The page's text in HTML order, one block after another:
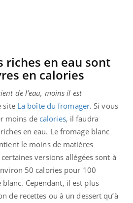
riches en eau sont
en calories
de l’eau, moins il est
site La boîte du fromager. Si vous
moins de calories, il faudra
en eau. Le fromage blanc
le moins de matières
certaines versions allégées sont à
50 calories pour 100
Cependant, il est plus
de recettes ou à un dessert qu’à